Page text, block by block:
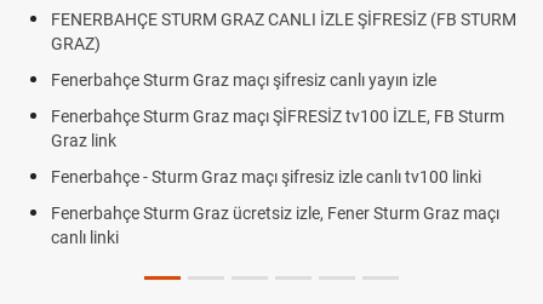
FENERBAHÇE STURM GRAZ CANLI İZLE ŞİFRESİZ (FB STURM
GRAZ)
Fenerbahçe Sturm Graz maçı şifresiz canlı yayın izle
Fenerbahçe Sturm Graz maçı ŞİFRESİZ tv100 İZLE, FB Sturm
Graz link
Fenerbahçe - Sturm Graz maçı şifresiz izle canlı tv100 linki
Fenerbahçe Sturm Graz ücretsiz izle, Fener Sturm Graz maçı
canlı linki